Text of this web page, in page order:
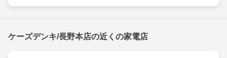
ケーズデンキ/長野本店の近くの家電店